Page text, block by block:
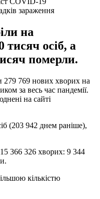
зараження
на
тисяч осіб, а
померли.
279 769 нових хворих на
за весь час пандемії.
на сайті
(203 942 днем ​​раніше),
15 366 326 хворих: 9 344
кількістю